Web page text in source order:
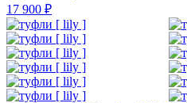
17 900 ₽